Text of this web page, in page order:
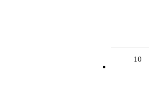
10